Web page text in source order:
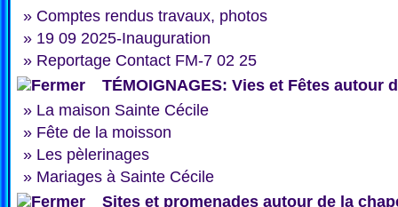
» Comptes rendus travaux, photos
» 19 09 2025-Inauguration
» Reportage Contact FM-7 02 25
TÉMOIGNAGES: Vies et Fêtes autour
» La maison Sainte Cécile
» Fête de la moisson
» Les pèlerinages
» Mariages à Sainte Cécile
Sites et promenades autour de la